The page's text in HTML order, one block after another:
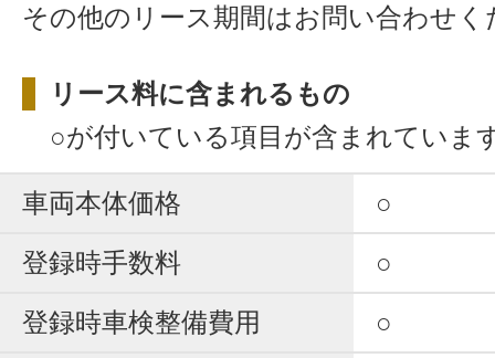
その他のリース期間はお問い合わせく
リース料に含まれるもの
○が付いている項目が含まれていま
車両本体価格
○
登録時手数料
○
登録時車検整備費用
○